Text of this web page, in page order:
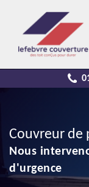
Couvreur de
Nous
d'urgence